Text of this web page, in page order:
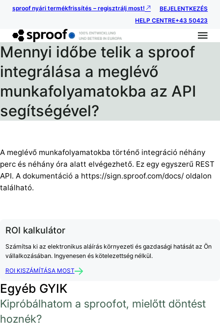
sproof nyári termékfrissítés – regisztrálj most!
BEJELENTKEZÉS
HELP CENTRE+43 50423
Mennyi időbe telik a sproof
integrálása a meglévő
munkafolyamatokba az API
segítségével?
A meglévő munkafolyamatokba történő integráció néhány
perc és néhány óra alatt elvégezhető. Ez egy egyszerű REST
API. A dokumentáció a https://sign.sproof.com/docs/ oldalon
található.
ROI kalkulátor
Számítsa ki az elektronikus aláírás környezeti és gazdasági hatását az Ön
vállalkozásában. Ingyenesen és kötelezettség nélkül.
ROI KISZÁMÍTÁSA MOST
Egyéb GYIK
Kipróbálhatom a sproofot, mielőtt döntést
hoznék?